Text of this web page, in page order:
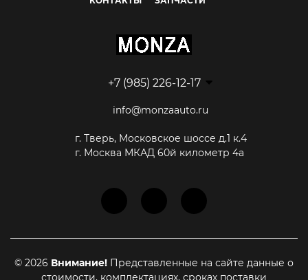
+7 (985) 226-12-17
info@monzaauto.ru
г. Тверь, Московское шоссе д.1 к.4
г. Москва МКАД 60й километр 4а
© 2026 Внимание! Представленные на сайте данные о
стоимости, комплектациях, сроках поставки